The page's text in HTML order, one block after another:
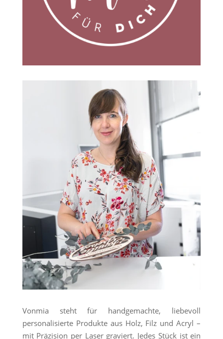
Vonmia steht für handgemachte, liebevoll
personalisierte Produkte aus Holz, Filz und Acryl –
mit Präzision per Laser graviert. Jedes Stück ist ein